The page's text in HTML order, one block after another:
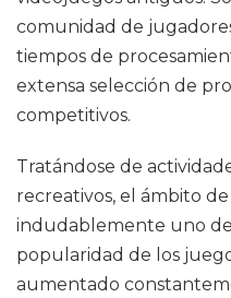
comunidad de
tiempos de
extensa selección de
competitivos.
Tratándose de
recreativos, el ámbito
indudablemente uno de
popularidad de los
aumentado